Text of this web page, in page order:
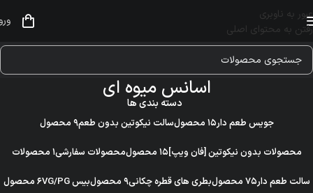
عبور به ناوبری
رفتن به محتوای اصلی
اسانس میوه ای
دسته بندی ها
جویس طعم دار۱۵ محصول سالت نیکوتین بدون طعم۹ محصول
محصولات بدون نیکوتین [فان ویپ]۱۵ محصول محصولات سفارشی۱ محصولات
سالت طعم دار۷۵ محصول بطری های قطره چکانی۹ محصول بیس VG/PG ۶ محصول